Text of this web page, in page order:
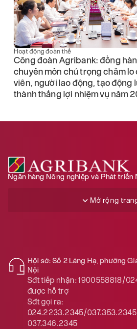
Hoạt động đoàn thể
Công đoàn Agribank: đồng
chuyên môn chú trọng chăm lo
viên, người lao động, tạo động
thành thắng lợi nhiệm vụ năm
Ngân hàng Nông nghiệp và Phát triển
Mở rộng
Hội sở: Số 2 Láng Hạ, phường
Nội
Sđt tiếp nhận: 1900558818/
được hỗ trợ
Sđt gọi ra:
024.2233.2345/
037.346.2345